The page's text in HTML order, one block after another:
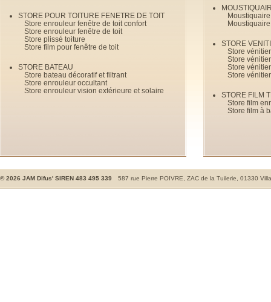
STORE POUR TOITURE FENETRE DE TOIT
Store enrouleur fenêtre de toit confort
Store enrouleur fenêtre de toit
Store plissé toiture
Store film pour fenêtre de toit
STORE BATEAU
Store bateau décoratif et filtrant
Store enrouleur occultant
Store enrouleur vision extérieure et solaire
STORE
Store
Store
Store
Store
STORE FILM
Store film
Store film à
©2026 JAM Difus' SIREN 483 495 339 587 rue Pierre POIVRE, ZAC de la Tuilerie, 01330